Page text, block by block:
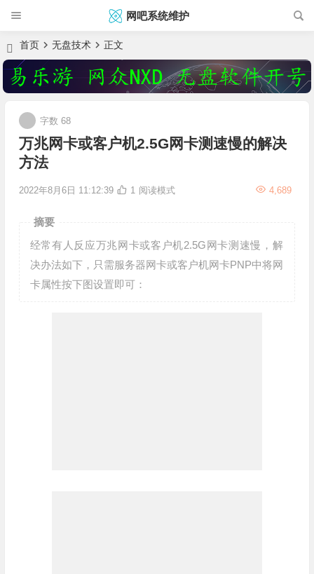
网吧系统维护
首页 无盘技术 正文
万兆网卡或客户机2.5G网卡测速慢的解决
方法
2022年8月6日 11:12:39 4,689
1
字数 68
阅读模式
摘要
经常有人反应万兆网卡或客户机2.5G网卡测速慢，解
决办法如下，只需服务器网卡或客户机网卡PNP中将网
卡属性按下图设置即可：